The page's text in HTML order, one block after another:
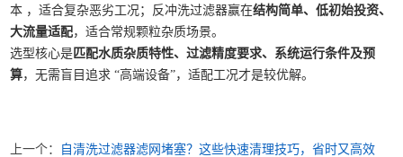
本 ，适合复杂恶劣工况；反冲洗过滤器赢在结构简单、低初始投资、
大流量适配，适合常规颗粒杂质场景。
选型核心是 匹配水质杂质特性、过滤精度要求、系统运行条件及预
算，无需盲目追求 “高端设备”，适配工况才是较优解。
上一个：
自清洗过滤器滤网堵塞？这些快速清理技巧，省时又高效